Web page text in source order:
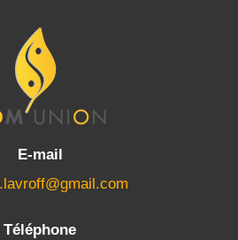
E-mail
Téléphone